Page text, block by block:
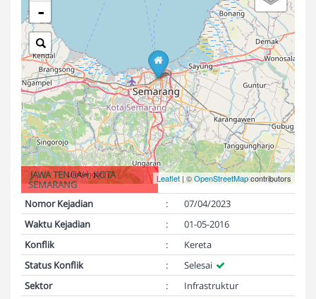
-
Leaflet | ©OpenStreetMapcontributors
JAWA TENGAH, KOTA
SEMARANG
Nomor Kejadian
:
07/04/2023
Waktu Kejadian
:
01-05-2016
Konflik
:
Kereta
Status Konflik
:
Selesai
Sektor
:
Infrastruktur